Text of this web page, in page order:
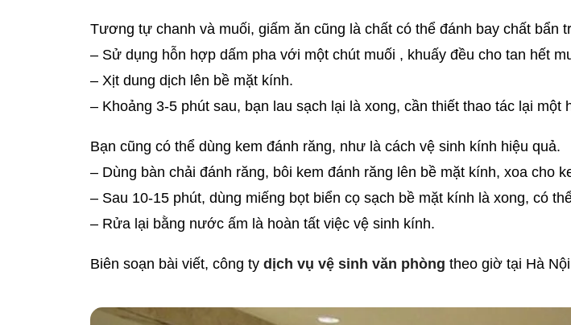
Tương tự chanh và muối, giấm ăn cũng là chất có thể đánh bay chất bẩn
– Sử dụng hỗn hợp dấm pha với một chút muối , khuấy đều cho tan hết
– Xịt dung dịch lên bề mặt kính.
– Khoảng 3-5 phút sau, bạn lau sạch lại là xong, cần thiết thao tác lại một
Bạn cũng có thể dùng kem đánh răng, như là cách vệ sinh kính hiệu quả.
– Dùng bàn chải đánh răng, bôi kem đánh răng lên bề mặt kính, xoa cho
– Sau 10-15 phút, dùng miếng bọt biển cọ sạch bề mặt kính là xong, có
– Rửa lại bằng nước ấm là hoàn tất việc vệ sinh kính.
Biên soạn bài viết, công ty dịch vụ vệ sinh văn phòng theo giờ tại Hà